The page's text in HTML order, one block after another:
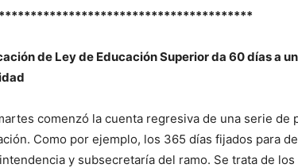
de Ley de Educación Superior da 60 días a
comenzó la cuenta regresiva de una serie de
Como por ejemplo, los 365 días fijados para
y subsecretaría del ramo. Se trata de